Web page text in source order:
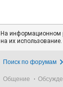
На информационном
на их использование.
Поиск по форумам
Общение